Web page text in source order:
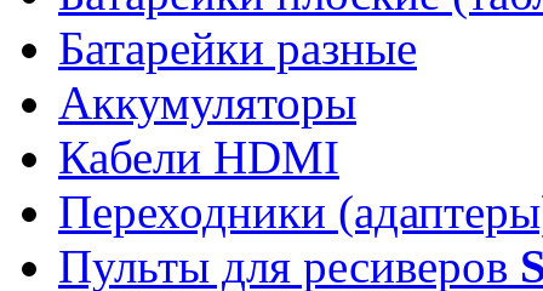
Батарейки разные
Аккумуляторы
Кабели HDMI
Переходники
Пульты для ресиверов